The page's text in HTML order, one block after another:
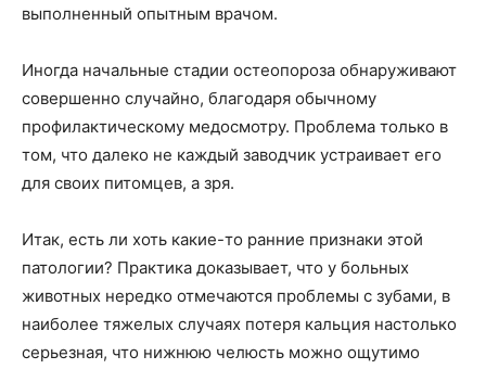
выполненный опытным врачом.
Иногда начальные стадии остеопороза обнаруживают
совершенно случайно, благодаря обычному
профилактическому медосмотру. Проблема только в
том, что далеко не каждый заводчик устраивает его
для своих питомцев, а зря.
Итак, есть ли хоть какие-то ранние признаки этой
патологии? Практика доказывает, что у больных
животных нередко отмечаются проблемы с зубами, в
наиболее тяжелых случаях потеря кальция настолько
серьезная, что нижнюю челюсть можно ощутимо